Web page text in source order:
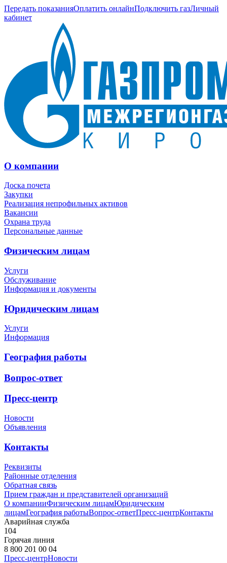
Передать показанияОплатить онлайнПодключить газЛичный
кабинет
О компании
Доска почета
Закупки
Реализация непрофильных активов
Вакансии
Охрана труда
Персональные данные
Физическим лицам
Услуги
Обслуживание
Информация и документы
Юридическим лицам
Услуги
Информация
География работы
Вопрос-ответ
Пресс-центр
Новости
Объявления
Контакты
Реквизиты
Районные отделения
Обратная связь
Прием граждан и представителей организаций
О компанииФизическим лицамЮридическим
лицамГеография работыВопрос-ответПресс-центрКонтакты
Аварийная служба
104
Горячая линия
8 800 201 00 04
Пресс-центрНовости